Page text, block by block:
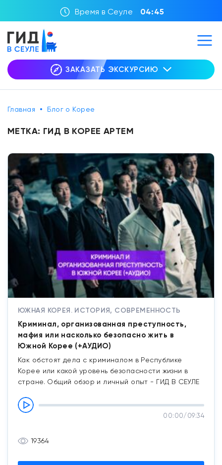
Время в Сеуле 04:45
ЗАКАЗАТЬ ЭКСКУРСИЮ
Главная Блог о Корее
МЕТКА: ГИД В КОРЕЕ АРТЕМ
ЮЖНАЯ КОРЕЯ. ИСТОРИЯ, СОВРЕМЕННОСТЬ
Криминал, организованная преступность,
мафия или насколько безопасно жить в
Южной Корее (+АУДИО)
Как обстоят дела с криминалом в Республике
Корее или какой уровень безопасности жизни в
стране. Общий обзор и личный опыт - ГИД В СЕУЛЕ
00:00/ 09:34
19364